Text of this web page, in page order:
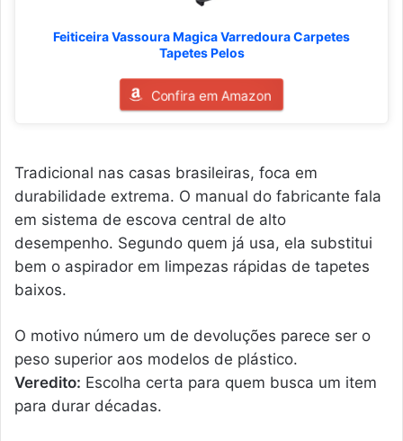
Feiticeira Vassoura Magica Varredoura Carpetes
Tapetes Pelos
Confira em Amazon
Tradicional nas casas brasileiras, foca em
durabilidade extrema. O manual do fabricante fala
em sistema de escova central de alto
desempenho. Segundo quem já usa, ela substitui
bem o aspirador em limpezas rápidas de tapetes
baixos.
O motivo número um de devoluções parece ser o
peso superior aos modelos de plástico.
Veredito: Escolha certa para quem busca um item
para durar décadas.